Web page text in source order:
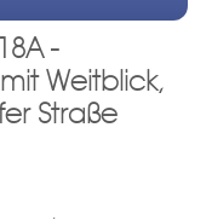
-
Weitblick,
Straße